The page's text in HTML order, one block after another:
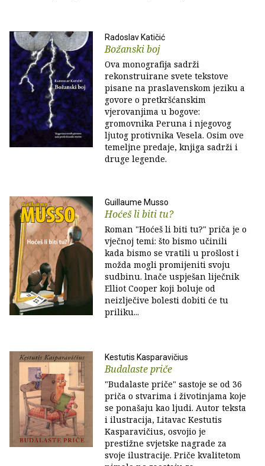
Radoslav Katičić
Božanski boj
Ova monografija sadrži
rekonstruirane svete tekstove
pisane na praslavenskom jeziku a
govore o pretkršćanskim
vjerovanjima u bogove:
gromovnika Peruna i njegovog
ljutog protivnika Vesela. Osim ove
temeljne predaje, knjiga sadrži i
druge legende.
Guillaume Musso
Hoćeš li biti tu?
Roman "Hoćeš li biti tu?" priča je o
vječnoj temi: što bismo učinili
kada bismo se vratili u prošlost i
možda mogli promijeniti svoju
sudbinu. lnače uspješan liječnik
Elliot Cooper koji boluje od
neizlječive bolesti dobiti će tu
priliku...
Kestutis Kasparavičius
Budalaste priče
"Budalaste priče" sastoje se od 36
priča o stvarima i životinjama koje
se ponašaju kao ljudi. Autor teksta
i ilustracija, Litavac Kestutis
Kasparavičius, osvojio je
prestižne svjetske nagrade za
svoje ilustracije. Priče kvalitetom